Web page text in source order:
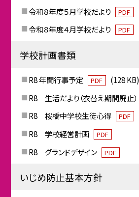
令和８年度５月学校だより
PDF
令和８年度４月学校だより PDF
学校計画書類
R8 年間行事予定 PDF
(128 KB)
R8 生活だより（衣替え期間廃止）
R8 桜橋中学校生徒心得 PDF
R8 学校経営計画 PDF
R8 グランドデザイン PDF
いじめ防止基本方針